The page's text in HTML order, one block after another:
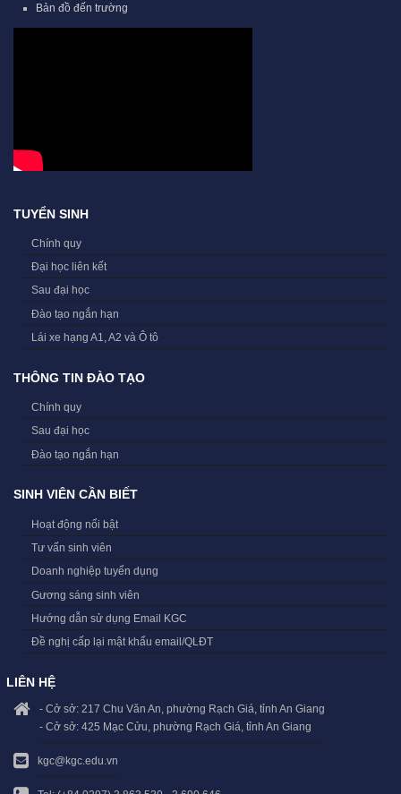
Bản đồ đến trường
TUYỂN SINH
Chính quy
Đại học liên kết
Sau đại học
Đào tạo ngắn hạn
Lái xe hạng A1, A2 và Ô tô
THÔNG TIN ĐÀO TẠO
Chính quy
Sau đại học
Đào tạo ngắn hạn
SINH VIÊN CẦN BIẾT
Hoạt động nổi bật
Tư vấn sinh viên
Doanh nghiệp tuyển dụng
Gương sáng sinh viên
Hướng dẫn sử dụng Email KGC
Đề nghị cấp lại mật khẩu email/QLĐT
LIÊN HỆ
- Cở sở: 217 Chu Văn An, phường Rạch Giá, tỉnh An Giang
- Cở sở: 425 Mạc Cửu, phường Rạch Giá, tỉnh An Giang
kgc@kgc.edu.vn